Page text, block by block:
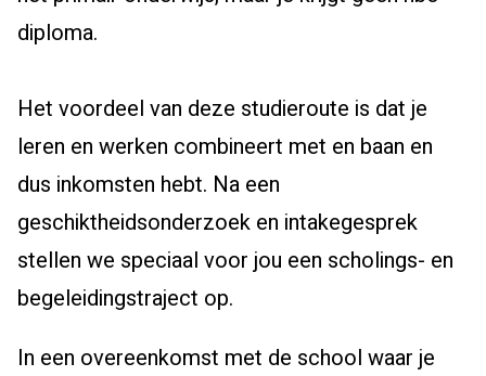
diploma.
Het voordeel van deze studieroute is dat je
leren en werken combineert met en baan en
dus inkomsten hebt. Na een
geschiktheidsonderzoek en intakegesprek
stellen we speciaal voor jou een scholings- en
begeleidingstraject op.
In een overeenkomst met de school waar je